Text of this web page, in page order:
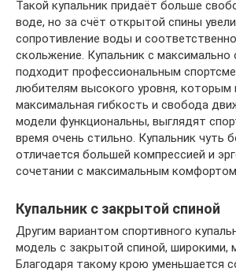
Такой купальник придаёт больше
воде, но за счёт открытой спины
сопротивление воды и
скольжение. Купальник с
подходит профессиональным
любителям высокого уровня, которым
максимальная гибкость и свобода
модели функциональны, выглядят
время очень стильно. Купальник чуть
отличается большей компрессией и
сочетании с максимальным комфортом.
Купальник с закрытой спиной
Другим вариантом спортивного
модель с закрытой спиной, широкими,
Благодаря такому крою уменьшается